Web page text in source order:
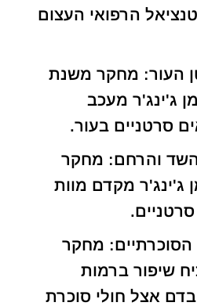
הרפואי העצום
העור: מחקר משנת
שמן ג'ינג'ר מעכב
סרטניים בעור.
השד והרחם: מחקר
ג'ינג'ר מקדם מוות
הסוכרתיים: מחקר
שיפור ברמות
אצל חולי סוכרת